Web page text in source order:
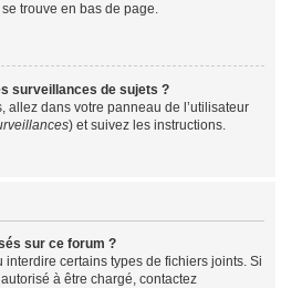
trouve en bas de page.
surveillances de sujets ?
allez dans votre panneau de l’utilisateur
) et suivez les instructions.
sur ce forum ?
interdire certains types de fichiers joints. Si
à être chargé, contactez